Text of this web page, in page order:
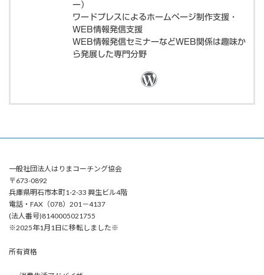
ー）
ワードプレスによるホームページ制作支援・
WEB情報発信支援
WEB情報発信セミナーなどWEB関係は趣味か
ら発展した専門分野
一般社団法人はりまコーチング協会
〒673-0892
兵庫県明石市本町1-2-33 興生ビル4階
電話・FAX（078）201－4137
(法人番号)8140005021755
※2025年1月1日に移転しました※
所有資格